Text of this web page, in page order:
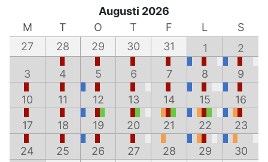
Augusti 2026
M
T O T F L
S
27
28 29 30 31 1 2
3 4 5 6 7 8 9
10 11 12 13 14 15 16
17 18 19 20 21 22 23
24 25 26 27 28 29
30